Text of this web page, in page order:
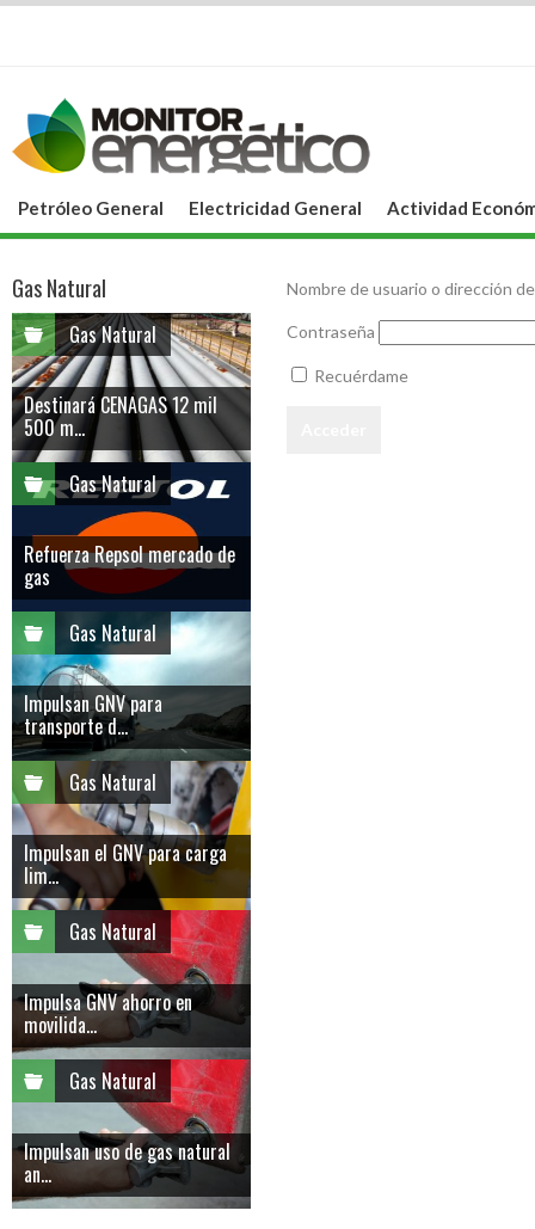
Petróleo General Electricidad General Actividad
Nombre de usuario o dirección
Contraseña
Recuérdame
Gas Natural
Gas Natural
Destinará CENAGAS 12 mil
500 m...
Gas Natural
Refuerza Repsol mercado de
gas
Gas Natural
Impulsan GNV para
transporte d...
Gas Natural
Impulsan el GNV para carga
lim...
Gas Natural
Impulsa GNV ahorro en
movilida...
Gas Natural
Impulsan uso de gas natural
an...